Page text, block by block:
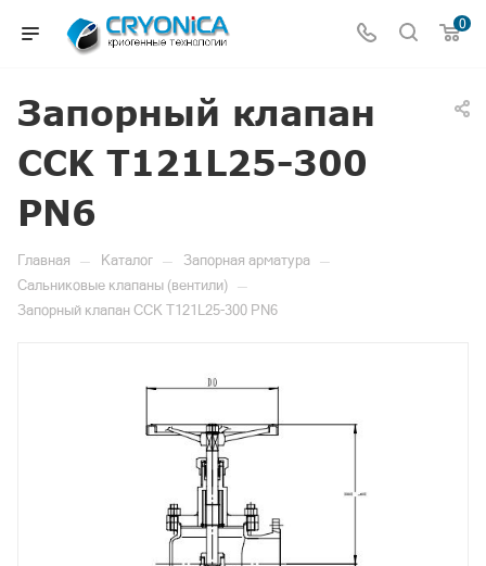
0
Запорный клапан
CCK T121L25-300
PN6
Главная — Каталог — Запорная арматура —
Сальниковые клапаны (вентили) —
Запорный клапан CCK T121L25-300 PN6